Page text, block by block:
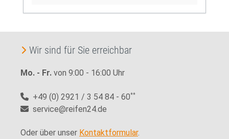
Wir sind für Sie erreichbar
Mo. - Fr. von 9:00 - 16:00 Uhr
+49 (0) 2921 / 3 54 84 - 60**
service@reifen24.de
Oder über unser Kontaktformular.